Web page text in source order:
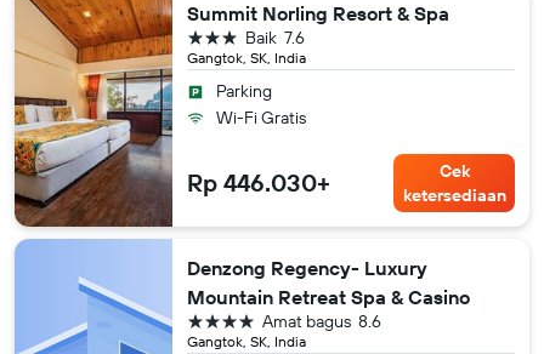
Summit Norling Resort & Spa
Gangtok, SK, India
7.6
Baik
bintang 3
Parking
Wi-Fi Gratis
Rp 446.030+
Cek
ketersediaan
Denzong Regency- Luxury
Mountain Retreat Spa & Casino
Gangtok, SK, India
8.6
Amat bagus
bintang 4